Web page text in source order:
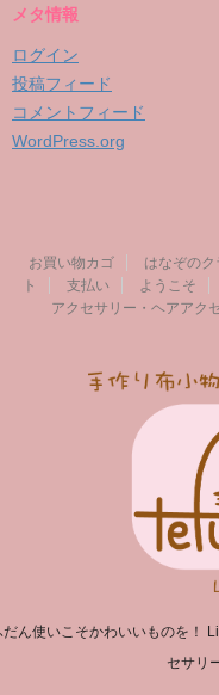
メタ情報
ログイン
投稿フィード
コメントフィード
WordPress.org
お買い物カゴ はなぞの
ト
支払い ようこそ
アクセサリー・ヘアアク
だん使いこそかわいいものを！
セサリ